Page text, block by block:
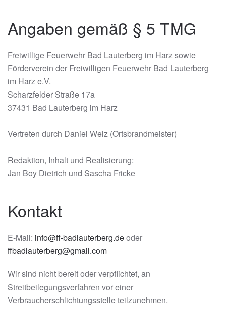
Angaben gemäß § 5 TMG
Freiwillige Feuerwehr Bad Lauterberg im Harz sowie
Förderverein der Freiwilligen Feuerwehr Bad Lauterberg
im Harz e.V.
Scharzfelder Straße 17a
37431 Bad Lauterberg im Harz
Vertreten durch Daniel Welz (Ortsbrandmeister)
Redaktion, Inhalt und Realisierung:
Jan Boy Dietrich und Sascha Fricke
Kontakt
E-Mail: info@ff-badlauterberg.deoder
ffbadlauterberg@gmail.com
Wir sind nicht bereit oder verpflichtet, an
Streitbeilegungsverfahren vor einer
Verbraucherschlichtungsstelle teilzunehmen.